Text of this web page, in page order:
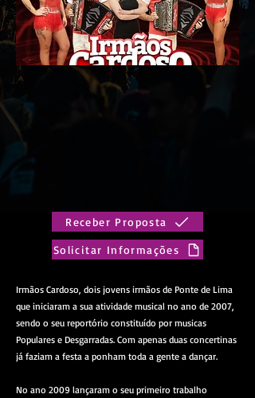
Receber Proposta
Solicitar Informações
Irmãos Cardoso, dois jovens irmãos de Ponte de Lima
que iniciaram a sua atividade musical no ano de 2007,
sendo o seu reportório constituído por musicas
Populares e Desgarradas. Com apenas duas concertinas
já faziam a festa a ponham toda a gente a dançar.
No ano 2009 lançaram o seu primeiro trabalho